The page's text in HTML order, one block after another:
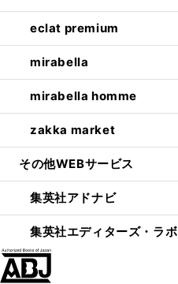
eclat premium
mirabella
mirabella homme
zakka market
その他WEBサービス
集英社アドナビ
集英社エディターズ・ラボ